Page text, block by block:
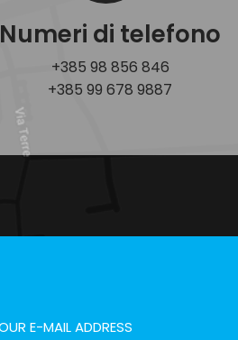
Numeri di telefono
+385 98 856 846
+385 99 678 9887